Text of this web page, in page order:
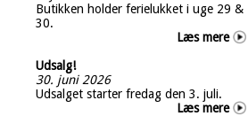
Butikken holder ferielukket i uge 29 &
30.
Læs mere
Udsalg!
30. juni 2026
Udsalget starter fredag den 3. juli.
Læs mere